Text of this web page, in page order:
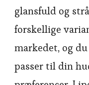
glansfuld og
forskellige
markedet, og
passer til din